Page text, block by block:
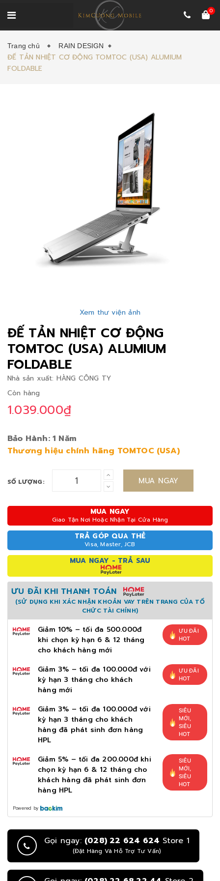
0
Trang chủ RAIN DESIGN
ĐẾ TẢN NHIỆT CƠ ĐỘNG TOMTOC (USA) ALUMIUM
FOLDABLE
Xem thư viện ảnh
ĐẾ TẢN NHIỆT CƠ ĐỘNG
TOMTOC (USA) ALUMIUM
FOLDABLE
Nhà sản xuất: HÀNG CÔNG TY
Còn hàng
1.039.000₫
Bảo Hành: 1 Năm
Thương hiệu chính hãng TOMTOC (USA)
SỐ LƯỢNG: MUA NGAY
MUA NGAY
Giao Tận Nơi Hoặc Nhận Tại Cửa Hàng
TRẢ GÓP QUA THẺ
Visa, Master, JCB
MUA NGAY - TRẢ SAU
ƯU ĐÃI KHI THANH TOÁN
(SỬ DỤNG KHI XÁC NHẬN KHOẢN VAY TRÊN TRANG CỦA TỔ
CHỨC TÀI CHÍNH)
Giảm 10% – tối đa 500.000đ
khi chọn kỳ hạn 6 & 12 tháng
cho khách hàng mới
ƯU ĐÃI
HOT
Giảm 3% – tối đa 100.000đ với
kỳ hạn 3 tháng cho khách
hàng mới
ƯU ĐÃI
HOT
Giảm 3% – tối đa 100.000đ với
kỳ hạn 3 tháng cho khách
hàng đã phát sinh đơn hàng
HPL
SIÊU
MỚI,
SIÊU
HOT
Giảm 5% – tối đa 200.000đ khi
chọn kỳ hạn 6 & 12 tháng cho
khách hàng đã phát sinh đơn
hàng HPL
SIÊU
MỚI,
SIÊU
HOT
Powered by
Gọi ngay: (028) 22 624 624 Store 1
(Đặt Hàng Và Hỗ Trợ Tư Vấn)